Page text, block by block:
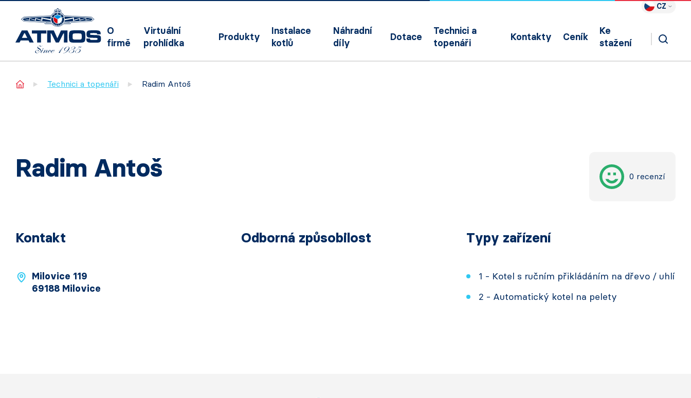
CZ
O
firmě
Virtuální
prohlídka
Produkty
Instalace
kotlů
Náhradní
díly
Dotace
Technici a
topenáři
Kontakty Ceník
Ke
stažení
Home Technici a topenáři Radim Antoš
Radim Antoš 0 recenzí
Kontakt
Milovice 119
69188 Milovice
Odborná způsobilost Typy zařízení
1 - Kotel s ručním přikládáním na dřevo / uhlí
2 - Automatický kotel na pelety